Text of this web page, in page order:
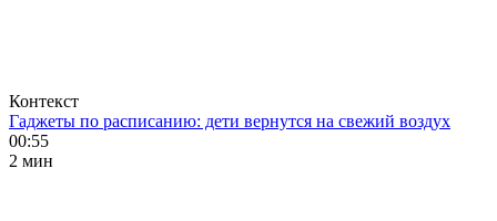
Контекст
Гаджеты по расписанию: дети вернутся на свежий воздух
00:55
2 мин